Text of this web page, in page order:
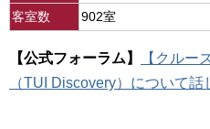
客室数
902室
【公式フォーラム】
【クルー
（TUI Discovery）について話